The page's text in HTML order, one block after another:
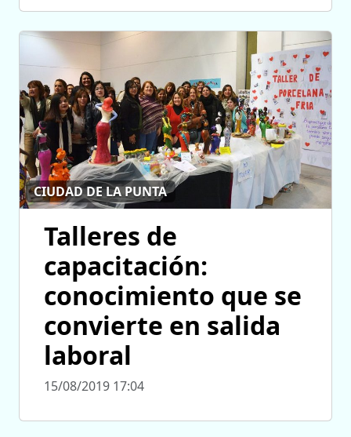
CIUDAD DE LA PUNTA
Talleres de
capacitación:
conocimiento que se
convierte en salida
laboral
15/08/2019 17:04